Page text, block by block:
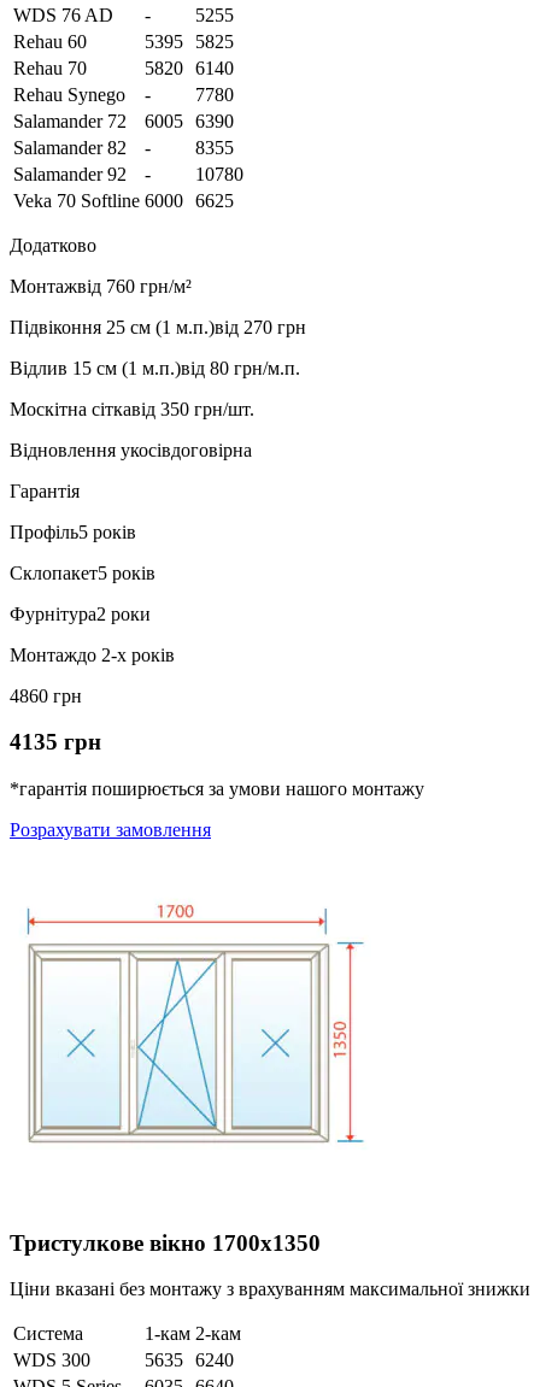
WDS 76 AD
-
5255
Rehau 60
5395
5825
Rehau 70
5820 6140
Rehau Synego
-
7780
Salamander 72
6005 6390
Salamander 82
-
8355
Salamander 92
-
10780
Veka 70 Softline 6000 6625
Додатково
Монтажвід 760 грн/м²
Підвіконня 25 см (1 м.п.)від 270 грн
Відлив 15 см (1 м.п.)від 80 грн/м.п.
Москітна сіткавід 350 грн/шт.
Відновлення укосівдоговірна
Гарантія
Профіль5 років
Склопакет5 років
Фурнітура2 роки
Монтаждо 2-х років
4860 грн
4135 грн
*гарантія поширюється за умови нашого монтажу
Розрахувати замовлення
Тристулкове вікно 1700х1350
Ціни вказані без монтажу з врахуванням максимальної знижки
Система 1-кам 2-кам
WDS 300
5635 6240